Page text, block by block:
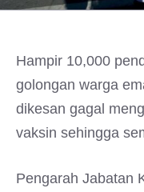
Hampir 10,000
golongan warga
dikesan gagal
vaksin sehingga
Pengarah Jabatan